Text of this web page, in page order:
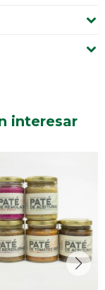
interesar